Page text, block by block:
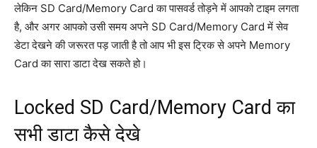
लेकिन SD Card/Memory Card का पासवर्ड तोड़ने में आपको टाइम लगता
है, और अगर आपको उसी समय अपने SD Card/Memory Card में सेव
डेटा देखने की जरूरत पड़ जाती है तो आप भी इस ट्रिक से अपने Memory
Card का सारा डाटा देख सकते हो।
Locked SD Card/Memory Card का
सभी डाटा कैसे देखे